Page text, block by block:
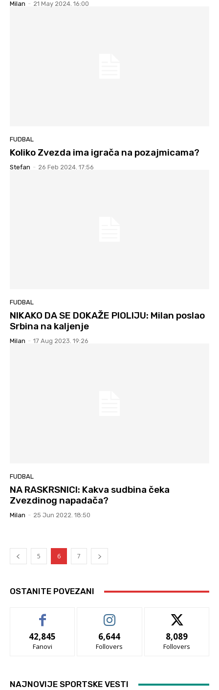
Milan - 21 May 2024. 16:00
FUDBAL
Koliko Zvezda ima igrača na pozajmicama?
Stefan - 26 Feb 2024. 17:56
FUDBAL
NIKAKO DA SE DOKAŽE PIOLIJU: Milan poslao
Srbina na kaljenje
Milan - 17 Aug 2023. 19:26
FUDBAL
NA RASKRSNICI: Kakva sudbina čeka
Zvezdinog napadača?
Milan - 25 Jun 2022. 18:50
5 6 7
OSTANITE POVEZANI
42,845
Fanovi
6,644
Follovers
8,089
Follovers
NAJNOVIJE SPORTSKE VESTI